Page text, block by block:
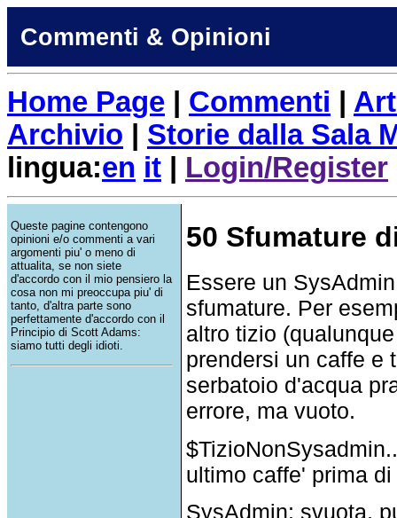
Commenti & Opinioni
Home Page Commenti
Archivio
Storie dalla Sala
lingua:en it Login/Register
Queste pagine contengono
opinioni e/o commenti a vari
argomenti piu' o meno di
attualita, se non siete
d'accordo con il mio pensiero la
cosa non mi preoccupa piu' di
tanto, d'altra parte sono
perfettamente d'accordo con il
Principio di Scott Adams:
siamo tutti degli idioti.
50 Sfumature
Essere un
sfumature. Per
altro tizio
prendersi un caffe e
serbatoio d'acqua
errore, ma vuoto.
ultimo caffe' prima
SysAdmin: svuota,